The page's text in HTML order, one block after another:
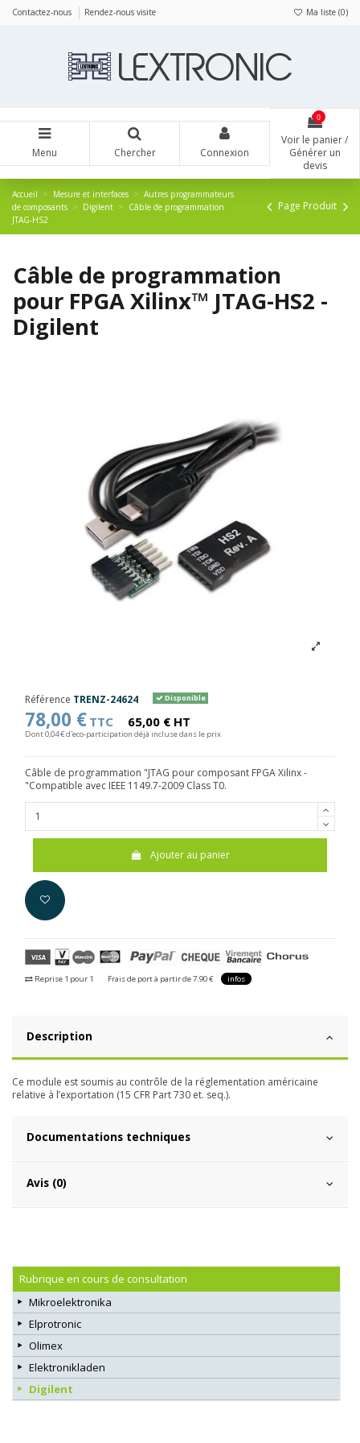
Contactez-nous Rendez-nous visite Ma liste (0)
Menu Chercher Connexion
0
Voir le panier /
Générer un
devis
Accueil Mesure et interfaces
Autres programmateurs
de composants
Digilent
Câble de programmation
JTAG-HS2
Page Produit
Câble de programmation
pour FPGA Xilinx™ JTAG-HS2 -
Digilent
Référence TRENZ-24624 Disponible
78,00 € TTC 65,00 € HT
Dont 0,04 € d'eco-participation déjà incluse dans le prix
Câble de programmation "JTAG pour composant FPGA Xilinx -
"Compatible avec IEEE 1149.7-2009 Class T0.
Ajouter au panier
Reprise 1 pour 1 Frais de port à partir de 7.90 € infos
Description
Ce module est soumis au contrôle de la réglementation américaine
relative à l’exportation (15 CFR Part 730 et. seq.).
Documentations techniques
Avis (0)
Rubrique en cours de consultation
Mikroelektronika
Elprotronic
Olimex
Elektronikladen
Digilent
Panneau de gestion des cookies